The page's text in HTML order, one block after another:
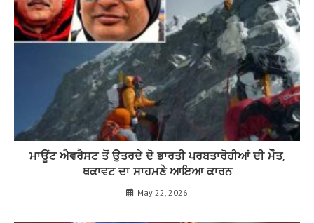
ਮਾਊਂਟ ਐਵਰੈਸਟ ਤੋਂ ਉਤਰਦੇ ਦੋ ਭਾਰਤੀ ਪਰਬਤਾਰੋਹੀਆਂ ਦੀ ਮੌਤ,
ਥਕਾਵਟ ਦਾ ਸਾਹਮਣੇ ਆਇਆ ਕਾਰਨ
May 22, 2026